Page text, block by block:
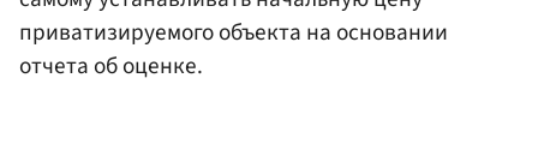
приватизируемого объекта на основании
отчета об оценке.